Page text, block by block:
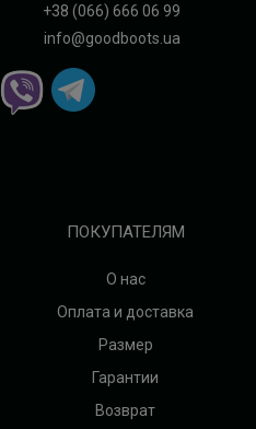
+38 (066) 666 06 99
info@goodboots.ua
ПОКУПАТЕЛЯМ
О нас
Оплата и доставка
Размер
Гарантии
Возврат